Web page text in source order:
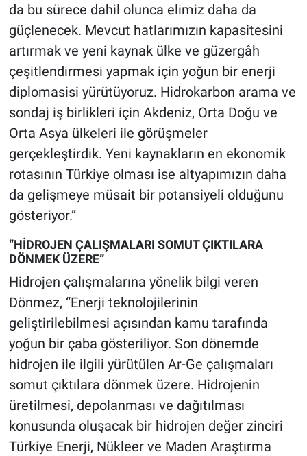
da bu sürece dahil olunca elimiz daha da
güçlenecek. Mevcut hatlarımızın kapasitesini
artırmak ve yeni kaynak ülke ve güzergâh
çeşitlendirmesi yapmak için yoğun bir enerji
diplomasisi yürütüyoruz. Hidrokarbon arama ve
sondaj iş birlikleri için Akdeniz, Orta Doğu ve
Orta Asya ülkeleri ile görüşmeler
gerçekleştirdik. Yeni kaynakların en ekonomik
rotasının Türkiye olması ise altyapımızın daha
da gelişmeye müsait bir potansiyeli olduğunu
gösteriyor.”
“HİDROJEN ÇALIŞMALARI SOMUT ÇIKTILARA
DÖNMEK ÜZERE”
Hidrojen çalışmalarına yönelik bilgi veren
Dönmez, “Enerji teknolojilerinin
geliştirilebilmesi açısından kamu tarafında
yoğun bir çaba gösteriliyor. Son dönemde
hidrojen ile ilgili yürütülen Ar-Ge çalışmaları
somut çıktılara dönmek üzere. Hidrojenin
üretilmesi, depolanması ve dağıtılması
konusunda oluşacak bir hidrojen değer zinciri
Türkiye Enerji, Nükleer ve Maden Araştırma